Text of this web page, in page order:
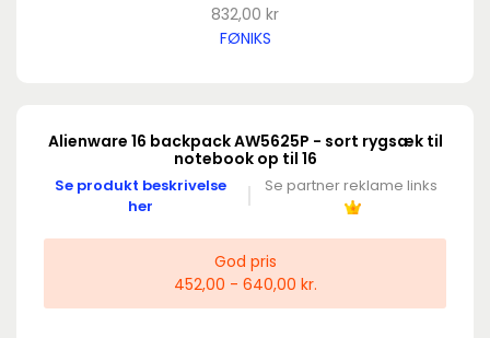
832,00 kr
FØNIKS
Alienware 16 backpack AW5625P - sort rygsæk til
notebook op til 16
Se produkt beskrivelse
her
Se partner reklame links
God pris
452,00 - 640,00 kr.